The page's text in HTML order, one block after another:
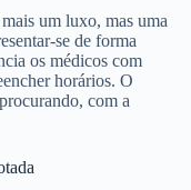
um luxo, mas uma
se de forma
os médicos com
horários. O
com a